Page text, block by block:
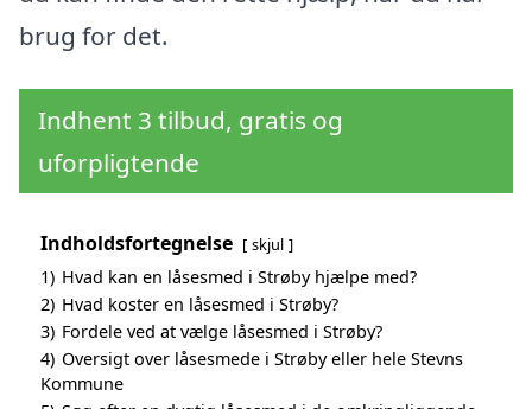
brug for det.
Indhent 3 tilbud, gratis og
uforpligtende
Indholdsfortegnelse skjul
1) Hvad kan en låsesmed i Strøby hjælpe med?
2) Hvad koster en låsesmed i Strøby?
3) Fordele ved at vælge låsesmed i Strøby?
4) Oversigt over låsesmede i Strøby eller hele Stevns
Kommune